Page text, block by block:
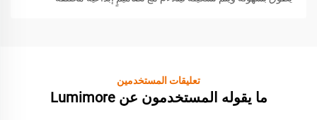
تعليقات المستخدمين
ما يقوله المستخدمون عن Lumimore